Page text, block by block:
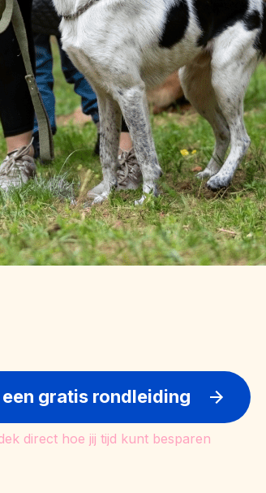
een gratis rondleiding
direct hoe jij tijd kunt besparen